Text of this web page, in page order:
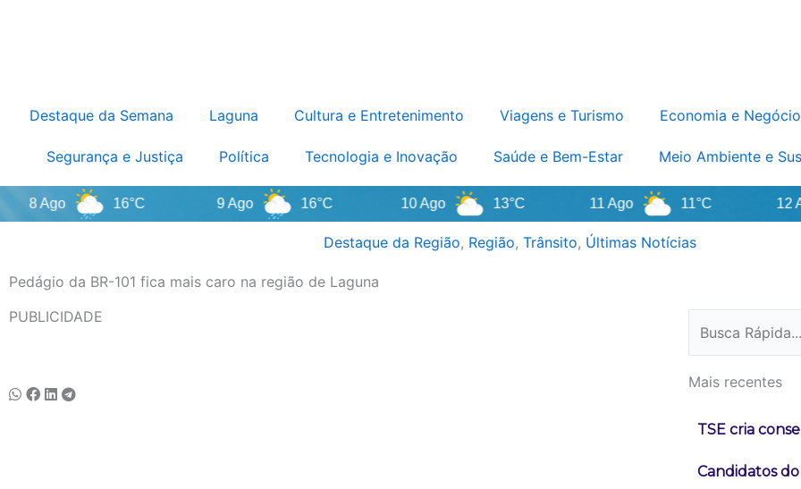
Destaque da Semana Laguna Cultura e Entretenimento Viagens e Turismo Economia e
Segurança e Justiça Política Tecnologia e Inovação Saúde e Bem-Estar Meio Ambiente e
Ago 16°C 9 Ago 16°C 10 Ago 13°C 11 Ago 11°C 12 Ago
Destaque da Região, Região, Trânsito, Últimas Notícias
Pedágio da BR-101 fica mais caro na região de Laguna
PUBLICIDADE
Mais recentes
TSE cria
Candidatos